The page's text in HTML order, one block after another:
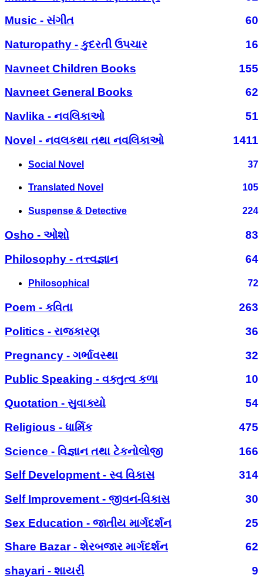
Music - સંગીત
60
Naturopathy - કુદરતી ઉપચાર
16
Navneet Children Books
155
Navneet General Books
62
Navlika - નવલિકાઓ
51
Novel - નવલકથા તથા નવલિકાઓ
1411
Social Novel 37
Translated Novel 105
Suspense & Detective 224
Osho - ઓશો
83
Philosophy - તત્ત્વજ્ઞાન
64
Philosophical 72
Poem - કવિતા
263
Politics - રાજકારણ
36
Pregnancy - ગર્ભાવસ્થા
32
Public Speaking - વક્તુત્વ કળા
10
Quotation - સુવાક્યો
54
Religious - ધાર્મિક
475
Science - વિજ્ઞાન તથા ટેકનોલોજી
166
Self Development - સ્વ વિકાસ
314
Self Improvement - જીવન-વિકાસ
30
Sex Education - જાતીય માર્ગદર્શન
25
Share Bazar - શેરબજાર માર્ગદર્શન
62
shayari - શાયરી
9